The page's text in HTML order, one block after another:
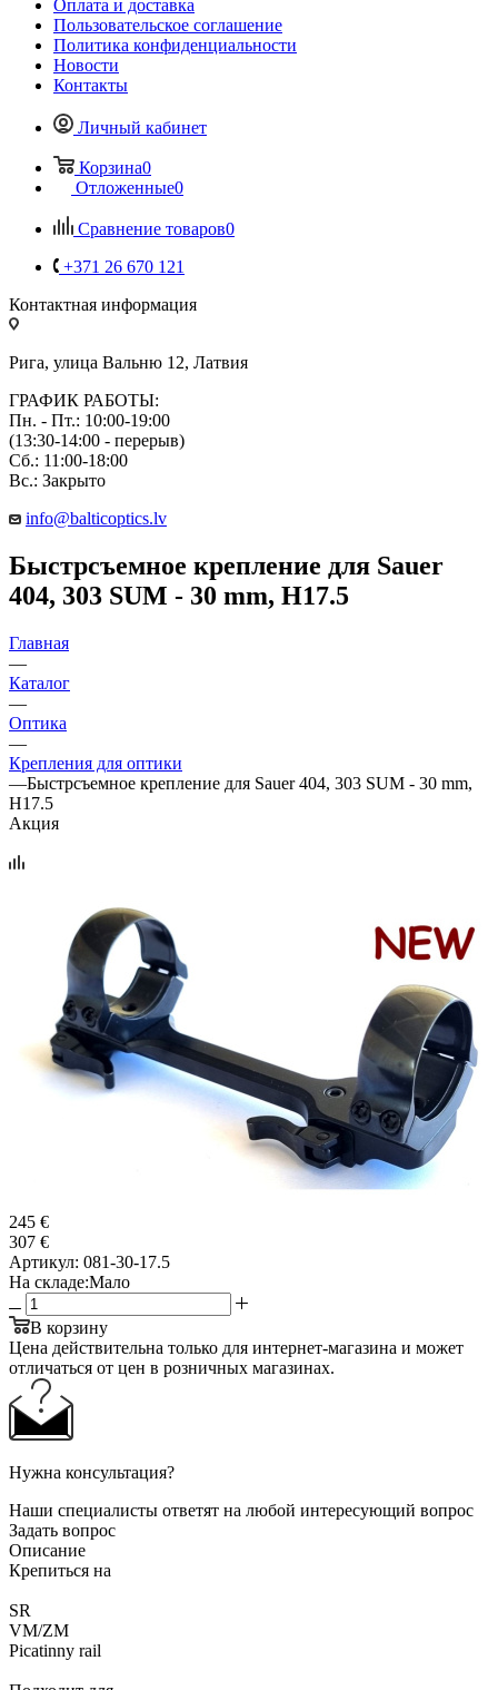
Оплата и доставка
Пользовательское соглашение
Политика конфиденциальности
Новости
Контакты
Личный кабинет
Корзина0
Отложенные0
Сравнение товаров0
+371 26 670 121
Контактная информация
Рига, улица Вальню 12, Латвия
ГРАФИК РАБОТЫ:
Пн. - Пт.: 10:00-19:00
(13:30-14:00 - перерыв)
Сб.: 11:00-18:00
Вс.: Закрыто
info@balticoptics.lv
Быстрсъемное крепление для Sauer
404, 303 SUM - 30 mm, H17.5
Главная
—
Каталог
—
Оптика
—
Крепления для оптики
—Быстрсъемное крепление для Sauer 404, 303 SUM - 30 mm,
H17.5
Акция
245 €
307 €
Артикул: 081-30-17.5
На складе:Мало
В корзину
Цена действительна только для интернет-магазина и может
отличаться от цен в розничных магазинах.
Нужна консультация?
Наши специалисты ответят на любой интересующий вопрос
Задать вопрос
Описание
Крепиться на
SR
VM/ZM
Picatinny rail